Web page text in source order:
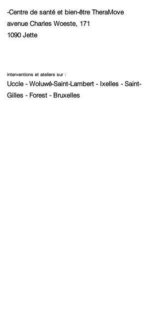
-Centre de santé et bien-être TheraMove
avenue Charles Woeste, 171
1090 Jette
interventions et ateliers sur :
Uccle - Woluwé-Saint-Lambert - Ixelles - Saint-
Gilles - Forest - Bruxelles